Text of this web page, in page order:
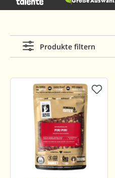
Produkte filtern